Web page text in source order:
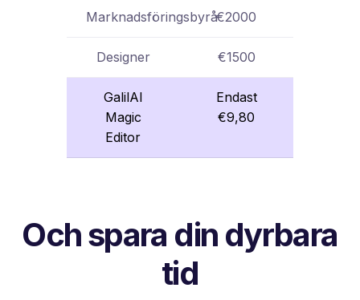
Marknadsföringsbyrå€2000
Designer €1500
GalilAI
Magic
Editor
Endast
€9,80
Och spara din dyrbara
tid